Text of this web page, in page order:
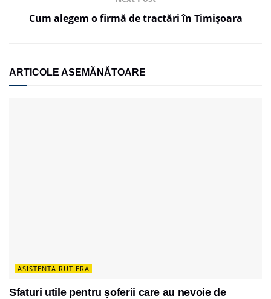
Cum alegem o firmă de tractări în Timișoara
ARTICOLE ASEMĂNĂTOARE
ASISTENTA RUTIERA
Sfaturi utile pentru șoferii care au nevoie de